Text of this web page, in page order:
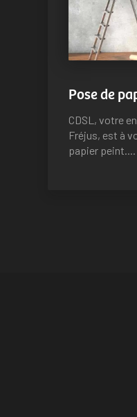
Pose de
CDSL, votre
Fréjus, est à
papier peint....